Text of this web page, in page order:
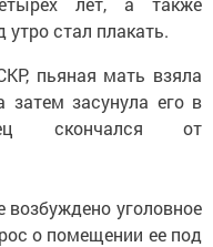
стал плакать.
пьяная мать взяла
засунула его в
скончался от
уголовное
о помещении ее под